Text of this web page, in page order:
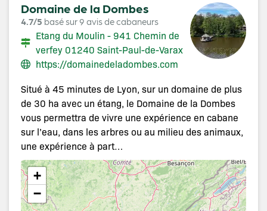
Domaine de la Dombes
4.7/5 basé sur 9 avis de cabaneurs
Etang du Moulin - 941 Chemin de
verfey 01240 Saint-Paul-de-Varax
https://domainedeladombes.com
Situé à 45 minutes de Lyon, sur un domaine de plus
de 30 ha avec un étang, le Domaine de la Dombes
vous permettra de vivre une expérience en cabane
sur l’eau, dans les arbres ou au milieu des animaux,
une expérience à part…
+
−